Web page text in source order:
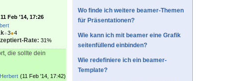
11 Feb '14, 17:26
●3●4
Rate: 31%
die sollte dein
(11 Feb '14, 17:42)
Herbert
Wo finde ich weitere beamer-Themen
für Präsentationen?
Wie kann ich mit beamer eine Grafik
seitenfüllend einbinden?
Wie redefiniere ich ein beamer-
Template?